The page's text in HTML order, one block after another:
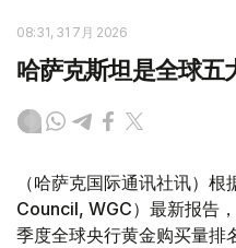
08:31, 31 7月 2026
哈萨克斯坦是全球五
（哈萨克国际通讯社讯）
Council, WGC）最新报告
季度全球央行黄金购买量排